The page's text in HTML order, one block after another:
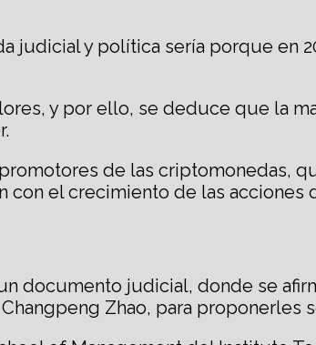
judicial y política sería porque en
y por ello, se deduce que la
de las criptomonedas,
con el crecimiento de las acciones
documento judicial, donde se
Zhao, para proponerles